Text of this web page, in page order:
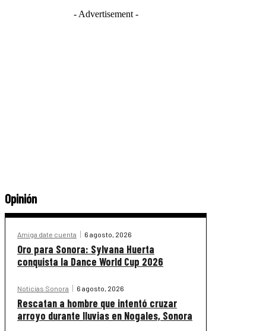
- Advertisement -
Opinión
Amiga date cuenta 6 agosto, 2026
Oro para Sonora: Sylvana Huerta
conquista la Dance World Cup 2026
Noticias Sonora 6 agosto, 2026
Rescatan a hombre que intentó cruzar
arroyo durante lluvias en Nogales, Sonora